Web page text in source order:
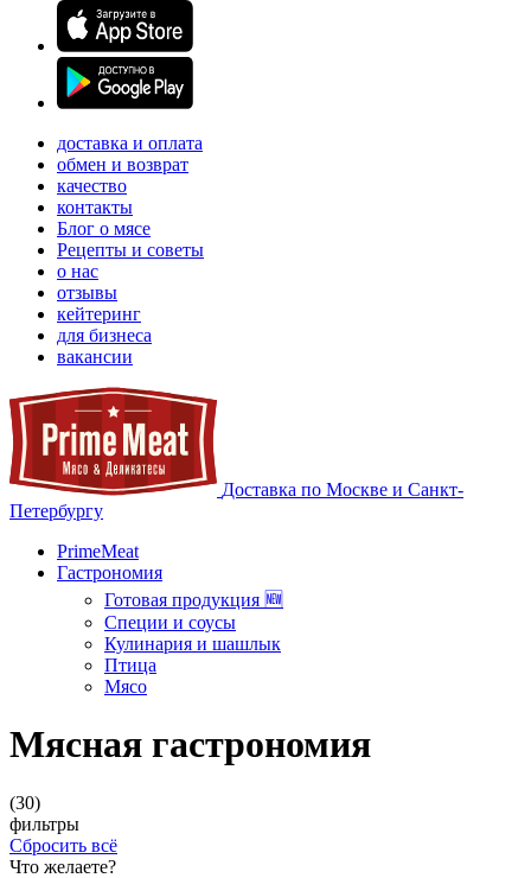
доставка и оплата
обмен и возврат
качество
контакты
Блог о мясе
Рецепты и советы
о нас
отзывы
кейтеринг
для бизнеса
вакансии
Доставка по Москве и Санкт-
Петербургу
PrimeMeat
Гастрономия
Готовая продукция 🆕
Специи и соусы
Кулинария и шашлык
Птица
Мясо
Мясная гастрономия
(30)
фильтры
Сбросить всё
Что желаете?